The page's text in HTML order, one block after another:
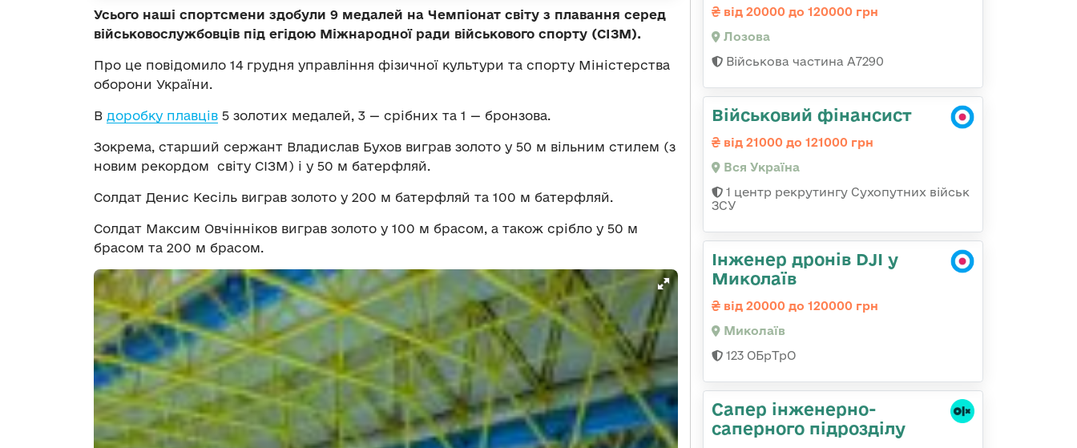
Усього наші спортсмени здобули 9 медалей на Чемпіонат світу з плавання серед
військовослужбовців під егідою Міжнародної ради військового спорту (СІЗМ).
Про це повідомило 14 грудня управління фізичної культури та спорту Міністерства
оборони України.
В доробку плавців 5 золотих медалей, 3 — срібних та 1 — бронзова.
Зокрема, старший сержант Владислав Бухов виграв золото у 50 м вільним стилем (з
новим рекордом світу СІЗМ) і у 50 м батерфляй.
Солдат Денис Кесіль виграв золото у 200 м батерфляй та 100 м батерфляй.
Солдат Максим Овчінніков виграв золото у 100 м брасом, а також срібло у 50 м
брасом та 200 м брасом.
від 20000 до 120000 грн
Лозова
Військова частина А7290
Військовий фінансист
від 21000 до 121000 грн
Вся Україна
1 центр рекрутингу Сухопутних військ
ЗСУ
Інженер дронів DJI у
Миколаїв
від 20000 до 120000 грн
Миколаїв
123 ОБрТрО
Сапер інженерно-
саперного підрозділу